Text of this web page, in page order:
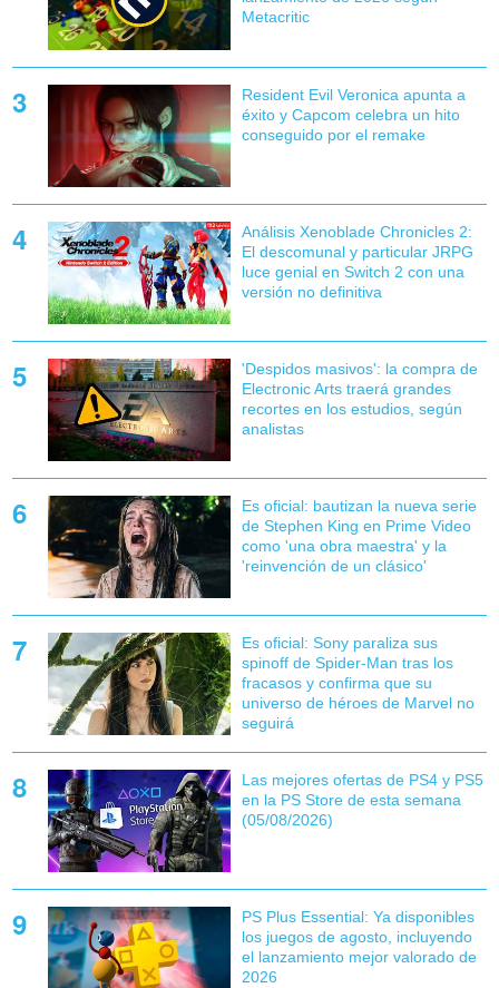
Metacritic
Resident Evil Veronica apunta a
éxito y Capcom celebra un hito
conseguido por el remake
Análisis Xenoblade Chronicles 2:
El descomunal y particular JRPG
luce genial en Switch 2 con una
versión no definitiva
'Despidos masivos': la compra de
Electronic Arts traerá grandes
recortes en los estudios, según
analistas
Es oficial: bautizan la nueva serie
de Stephen King en Prime Video
como 'una obra maestra' y la
'reinvención de un clásico'
Es oficial: Sony paraliza sus
spinoff de Spider-Man tras los
fracasos y confirma que su
universo de héroes de Marvel no
seguirá
Las mejores ofertas de PS4 y PS5
en la PS Store de esta semana
(05/08/2026)
PS Plus Essential: Ya disponibles
los juegos de agosto, incluyendo
el lanzamiento mejor valorado de
2026